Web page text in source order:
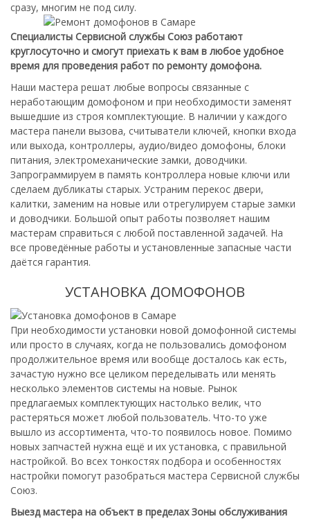
сразу, многим не под силу.
Специалисты Сервисной службы Союз работают
круглосуточно и смогут приехать к вам в любое удобное
время для проведения работ по ремонту домофона.
Наши мастера решат любые вопросы связанные с
неработающим домофоном и при необходимости заменят
вышедшие из строя комплектующие. В наличии у каждого
мастера панели вызова, считыватели ключей, кнопки входа
или выхода, контроллеры, аудио/видео домофоны, блоки
питания, электромеханические замки, доводчики.
Запрограммируем в память контроллера новые ключи или
сделаем дубликаты старых. Устраним перекос двери,
калитки, заменим на новые или отрегулируем старые замки
и доводчики. Большой опыт работы позволяет нашим
мастерам справиться с любой поставленной задачей. На
все проведённые работы и установленные запасные части
даётся гарантия.
УСТАНОВКА ДОМОФОНОВ
При необходимости установки новой домофонной системы
или просто в случаях, когда не пользовались домофоном
продолжительное время или вообще досталось как есть,
зачастую нужно все целиком переделывать или менять
несколько элементов системы на новые. Рынок
предлагаемых комплектующих настолько велик, что
растеряться может любой пользователь. Что-то уже
вышло из ассортимента, что-то появилось новое. Помимо
новых запчастей нужна ещё и их установка, с правильной
настройкой. Во всех тонкостях подбора и особенностях
настройки помогут разобраться мастера Сервисной службы
Союз.
Выезд мастера на объект в пределах Зоны обслуживания